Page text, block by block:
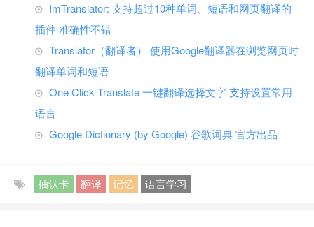
ImTranslator: 支持超过10种单词、短语和网页翻译的
插件 准确性不错
Translator（翻译者） 使用Google翻译器在浏览网页时
翻译单词和短语
One Click Translate 一键翻译选择文字 支持设置常用
语言
Google Dictionary (by Google) 谷歌词典 官方出品
抽认卡 翻译 记忆 语言学习